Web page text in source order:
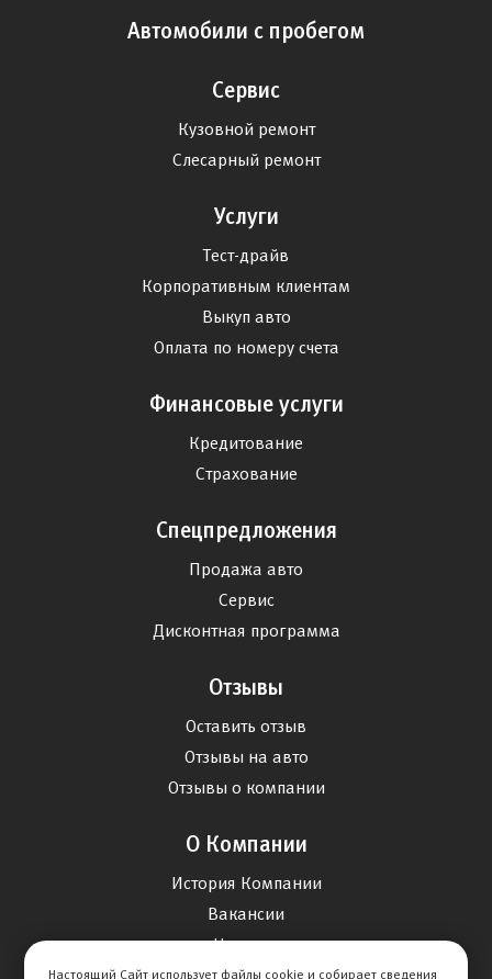
Автомобили с пробегом
Сервис
Кузовной ремонт
Слесарный ремонт
Услуги
Тест-драйв
Корпоративным клиентам
Выкуп авто
Оплата по номеру счета
Финансовые услуги
Кредитование
Страхование
Спецпредложения
Продажа авто
Сервис
Дисконтная программа
Отзывы
Оставить отзыв
Отзывы на авто
Отзывы о компании
О Компании
История Компании
Вакансии
Новости
Настоящий Сайт использует файлы cookie и собирает сведения